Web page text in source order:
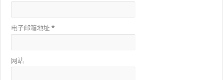
电子邮箱地址*
网站